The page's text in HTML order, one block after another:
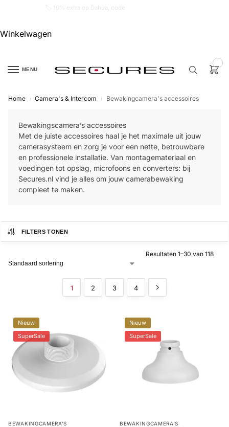
Winkelwagen
MENU
samenstellen
installatie
Camera's
&
Intercom
Branddetectie
Account Contact
Home / Camera's & Intercom / Bewakingcamera's accessoires
Bewakingscamera’s accessoires
Met de juiste accessoires haal je het maximale uit jouw
camerasysteem en zorg je voor een nette, betrouwbare
en professionele installatie. Van montagemateriaal en
voedingen tot opslag, microfoons en converters: bij
Secures.nl vind je alles om jouw camerabewaking
compleet te maken.
FILTERS TONEN
Resultaten 1–30 van 118
1 2 3 4
Nieuw
SuperSale
BEWAKINGCAMERA'S
Nieuw
SuperSale
BEWAKINGCAMERA'S